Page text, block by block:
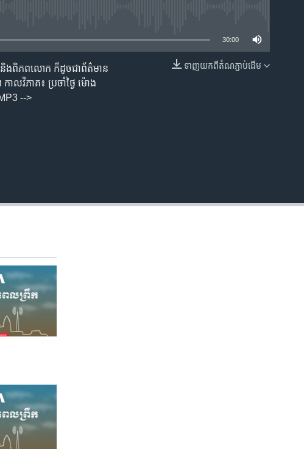
EMBED
30:00
ទាញ​យក​ពី​តំណភ្ជាប់​ដើម
ា​និង​ពិភព​លោក​ ក៏ដូច​​ជា​ព័ត៌មាន​
ាល​វិភាគ៖ ប្រចាំ​ថ្ងៃ ម៉ោង​
-->